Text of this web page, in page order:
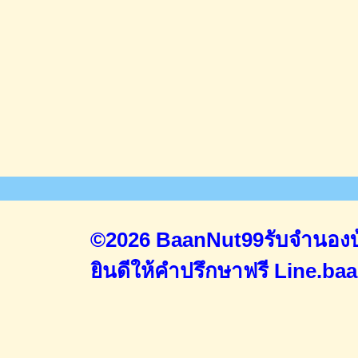
©2026 BaanNut99รับจำนอ
ยินดีให้คำปรึกษาฟรี